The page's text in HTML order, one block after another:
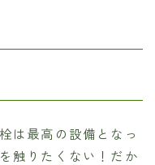
は最高の設備となっ
触りたくない！だか